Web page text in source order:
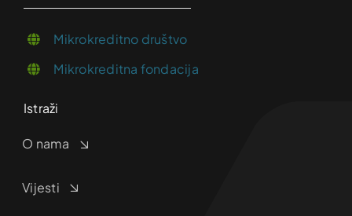
Mikrokreditno društvo
Mikrokreditna fondacija
Istraži
O nama
Vijesti